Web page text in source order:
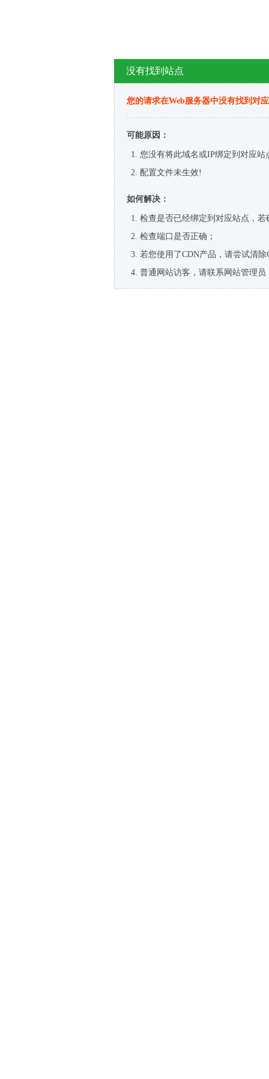
没有找到站点
您的请求在Web服务器中没有找到对
可能原因：
您没有将此域名或IP绑定到对应站
配置文件未生效!
如何解决：
检查是否已经绑定到对应站点，
检查端口是否正确；
若您使用了CDN产品，请尝试清除
普通网站访客，请联系网站管理员